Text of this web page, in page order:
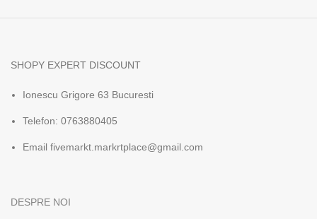
SHOPY EXPERT DISCOUNT
Ionescu Grigore 63 Bucuresti
Telefon: 0763880405
Email fivemarkt.markrtplace@gmail.com
DESPRE NOI